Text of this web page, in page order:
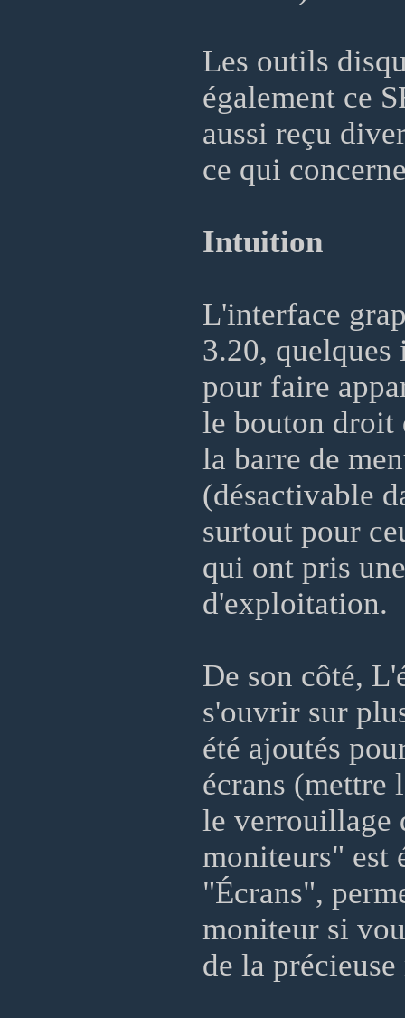
Les outils
également ce
aussi reçu
ce qui
Intuition
L'interface
3.20, quelques
pour faire
le bouton droit
la barre de
(désactivable
surtout pour
qui ont pris
d'exploitation.
De son côté,
s'ouvrir sur
été ajoutés
écrans (mettre
le verrouillage
moniteurs" est
"Écrans",
moniteur si
de la